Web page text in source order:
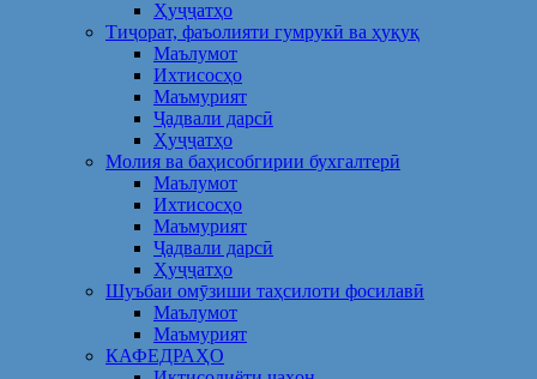
Ҳуҷҷатҳо
Тиҷорат, фаъолияти гумрукӣ ва ҳуқуқ
Маълумот
Ихтисосҳо
Маъмурият
Ҷадвали дарсӣ
Ҳуҷҷатҳо
Молия ва баҳисобгирии бухгалтерӣ
Маълумот
Ихтисосҳо
Маъмурият
Ҷадвали дарсӣ
Ҳуҷҷатҳо
Шуъбаи омӯзиши таҳсилоти фосилавӣ
Маълумот
Маъмурият
КАФЕДРАҲО